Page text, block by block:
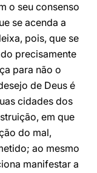
o seu consenso
se acenda a
pois, que se
precisamente
para não o
de Deus é
cidades dos
em que
do mal,
ao mesmo
manifestar a